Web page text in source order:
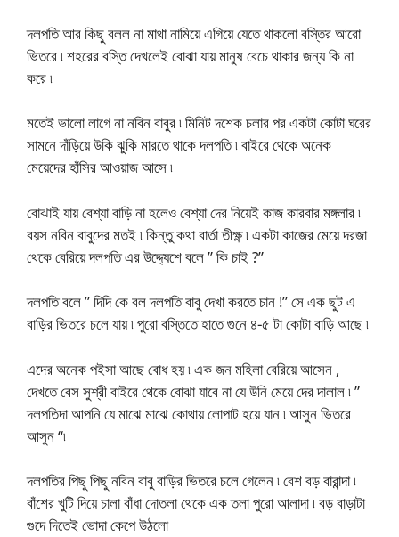
দলপতি আর কিছু বলল না মাথা নামিয়ে এগিয়ে যেতে থাকলো বস্তির আরো
ভিতরে ৷ শহরের বস্তি দেখলেই বোঝা যায় মানুষ বেচে থাকার জন্য কি না
করে ৷
মতেই ভালো লাগে না নবিন বাবুর ৷ মিনিট দশেক চলার পর একটা কোটা ঘরের
সামনে দাঁড়িয়ে উকি ঝুকি মারতে থাকে দলপতি ৷ বাইরে থেকে অনেক
মেয়েদের হাঁসির আওয়াজ আসে ৷
বোঝাই যায় বেশ্যা বাড়ি না হলেও বেশ্যা দের নিয়েই কাজ কারবার মঙ্গলার ৷
বয়স নবিন বাবুদের মতই ৷ কিন্তু কথা বার্তা তীক্ষ্ণ ৷ একটা কাজের মেয়ে দরজা
থেকে বেরিয়ে দলপতি এর উদ্দ্যেশে বলে ” কি চাই ?”
দলপতি বলে ” দিদি কে বল দলপতি বাবু দেখা করতে চান !” সে এক ছুট এ
বাড়ির ভিতরে চলে যায় ৷ পুরো বস্তিতে হাতে গুনে ৪-৫ টা কোটা বাড়ি আছে ৷
এদের অনেক পইসা আছে বোধ হয় ৷ এক জন মহিলা বেরিয়ে আসেন ,
দেখতে বেস সুশ্রী বাইরে থেকে বোঝা যাবে না যে উনি মেয়ে দের দালাল ৷ ”
দলপতিদা আপনি যে মাঝে মাঝে কোথায় লোপাট হয়ে যান ৷ আসুন ভিতরে
আসুন “৷
দলপতির পিছু পিছু নবিন বাবু বাড়ির ভিতরে চলে গেলেন ৷ বেশ বড় বারান্দা ৷
বাঁশের খুটি দিয়ে চালা বাঁধা দোতলা থেকে এক তলা পুরো আলাদা ৷ বড় বাড়াটা
গুদে দিতেই ভোদা কেপে উঠলো